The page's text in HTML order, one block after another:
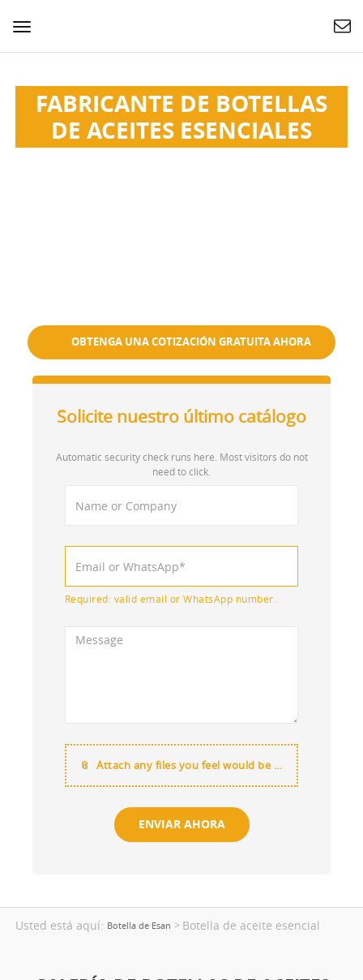
Cambiar
navegación
FABRICANTE DE BOTELLAS
DE ACEITES ESENCIALES
OBTENGA UNA COTIZACIÓN GRATUITA AHORA
Solicite nuestro último catálogo
Automatic security check runs here. Most visitors do not
need to click.
Required: valid email or WhatsApp number.
Attach any files you feel would be useful
Usted está aquí: Botella de Esan > Botella de aceite esencial